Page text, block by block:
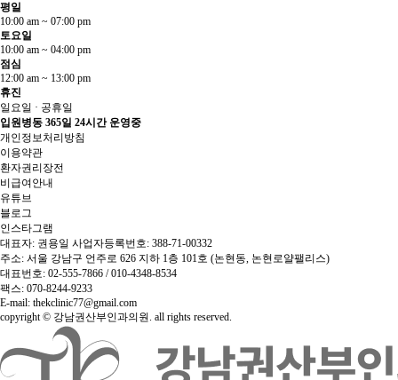
평일
10:00 am ~ 07:00 pm
토요일
10:00 am ~ 04:00 pm
점심
12:00 am ~ 13:00 pm
휴진
일요일 · 공휴일
입원병동 365일 24시간 운영중
개인정보처리방침
이용약관
환자권리장전
비급여안내
유튜브
블로그
인스타그램
대표자: 권용일 사업자등록번호: 388-71-00332
주소: 서울 강남구 언주로 626 지하 1층 101호 (논현동, 논현로얄팰리스)
대표번호: 02-555-7866 / 010-4348-8534
팩스: 070-8244-9233
E-mail: thekclinic77@gmail.com
copyright © 강남권산부인과의원. all rights reserved.